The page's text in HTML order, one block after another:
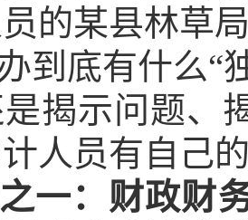
员的某县林草
到底有什么“
揭示问题、
计人员有自己
一：财政财